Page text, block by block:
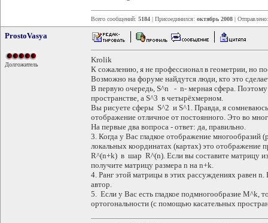
Всего сообщений: 5184 | Присоединился: октябрь 2008 |
ProstoVasya
Долгожитель
Krolik
К сожалению, я не профессионал в геометрии, но
Возможно на форуме найдутся люди, кто это
В первую очередь, S^n - n- мерная сфера.
пространстве, а S^3 в четырёхмерном.
Вы рисуете сферы S^2 и S^1. Правда, я
отображение отличное от постоянного. Это во
На первые два вопроса - ответ: да, правильно.
3. Когда у Вас гладкое отображение многообразий
локальных координатах (картах) это отображение
R^(n+k) в шар R^(n). Если вы составите матрицу
получите матрицу размера n на n+k.
4. Ранг этой матрицы в этих рассуждениях равен
автор.
5. Если у Вас есть гладкое подмногообразие M^k,
ортогональности (с помощью касательных